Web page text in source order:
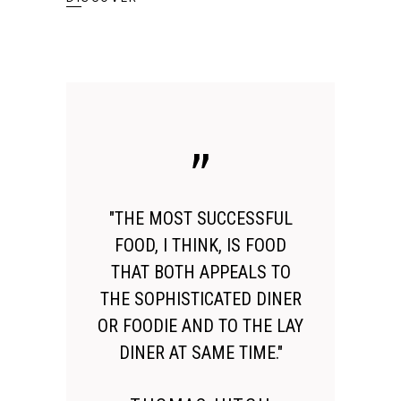
"THE MOST SUCCESSFUL
FOOD, I THINK, IS FOOD
THAT BOTH APPEALS TO
THE SOPHISTICATED DINER
OR FOODIE AND TO THE LAY
DINER AT SAME TIME."